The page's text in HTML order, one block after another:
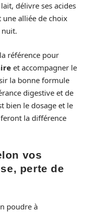
délivre ses acides
alliée de choix
nuit.
référence pour
et accompagner le
la bonne formule
digestive et de
bien le dosage et le
la différence
vos
perte de
poudre à